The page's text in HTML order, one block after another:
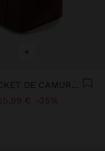
+
25,99 € 35%